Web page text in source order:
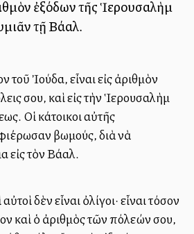
ἐξόδων τῆς Ἱερουσαλὴμ
τῇ Βάαλ.
τοῦ Ἰούδα, εἶναι εἰς ἀριθμὸν
σου, καὶ εἰς τὴν Ἱερουσαλὴμ
Οἱ κάτοικοι αὐτῆς
βωμούς, διὰ νὰ
εἰς τὸν Βάαλ.
δὲν εἶναι ὀλίγοι· εἶναι τόσον
καὶ ὁ ἀριθμὸς τῶν πόλεών σου,